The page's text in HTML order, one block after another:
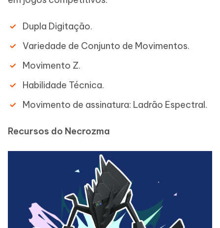
Dupla Digitação.
Variedade de Conjunto de Movimentos.
Movimento Z.
Habilidade Técnica.
Movimento de assinatura: Ladrão Espectral.
Recursos do Necrozma